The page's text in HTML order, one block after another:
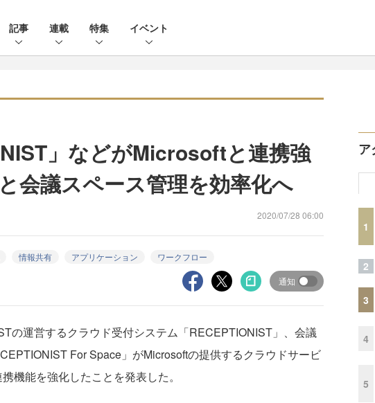
記事 連載 特集 イベント
」などがMicrosoftと連携強
会議スペース管理を効率化へ
2020/07/28 06:00
情報共有 アプリケーション ワークフロー
通知
の運営するクラウド受付システム「RECEPTIONIST」、会議
For Space」がMicrosoftの提供するクラウドサービ
機能を強化したことを発表した。
ア
1
2
3
4
5